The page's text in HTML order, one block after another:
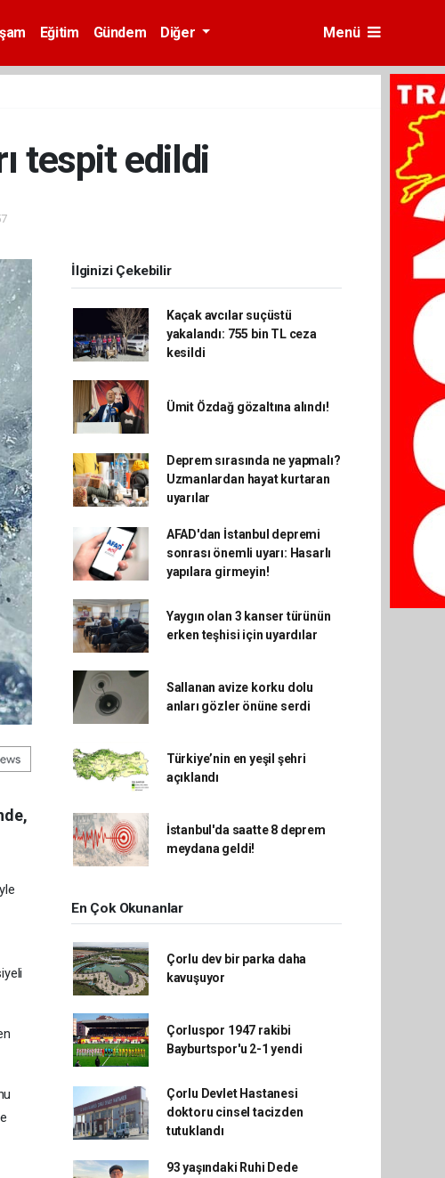
Eğitim Gündem Diğer Menü
tespit edildi
İlginizi Çekebilir
Kaçak avcılar suçüstü
yakalandı: 755 bin TL ceza
kesildi
Ümit Özdağ gözaltına alındı!
Deprem sırasında ne yapmalı?
Uzmanlardan hayat kurtaran
uyarılar
AFAD'dan İstanbul depremi
sonrası önemli uyarı: Hasarlı
yapılara girmeyin!
Yaygın olan 3 kanser türünün
erken teşhisi için uyardılar
Sallanan avize korku dolu
anları gözler önüne serdi
Türkiye’nin en yeşil şehri
açıklandı
İstanbul'da saatte 8 deprem
meydana geldi!
En Çok Okunanlar
Çorlu dev bir parka daha
kavuşuyor
Çorluspor 1947 rakibi
Bayburtspor'u 2-1 yendi
Çorlu Devlet Hastanesi
doktoru cinsel tacizden
tutuklandı
93 yaşındaki Ruhi Dede